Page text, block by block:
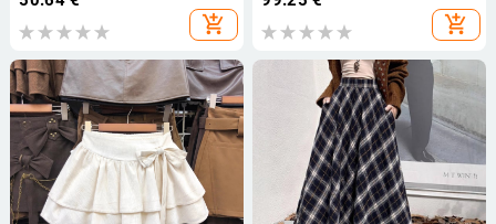
add_shopping_cart
στυλ με ρομαντική νότα Χονγκ
Κονγκ, μεσαίου μήκους, για
add_shopping_cart